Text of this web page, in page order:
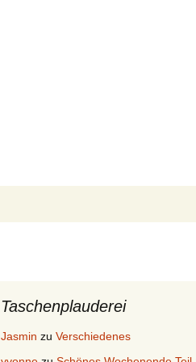
Taschenplauderei
Jasmin zu Verschiedenes